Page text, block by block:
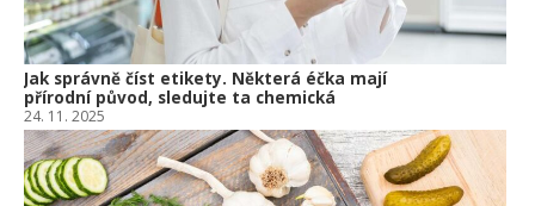
Jak správně číst etikety. Některá éčka mají
přírodní původ, sledujte ta chemická
24. 11. 2025